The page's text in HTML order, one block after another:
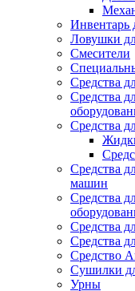
Инвентарь
Ловушки
Смесители
Средства
Средства
Средства
Средства
машин
Средства
Средства
Средства
Средство
Сушилки
Урны